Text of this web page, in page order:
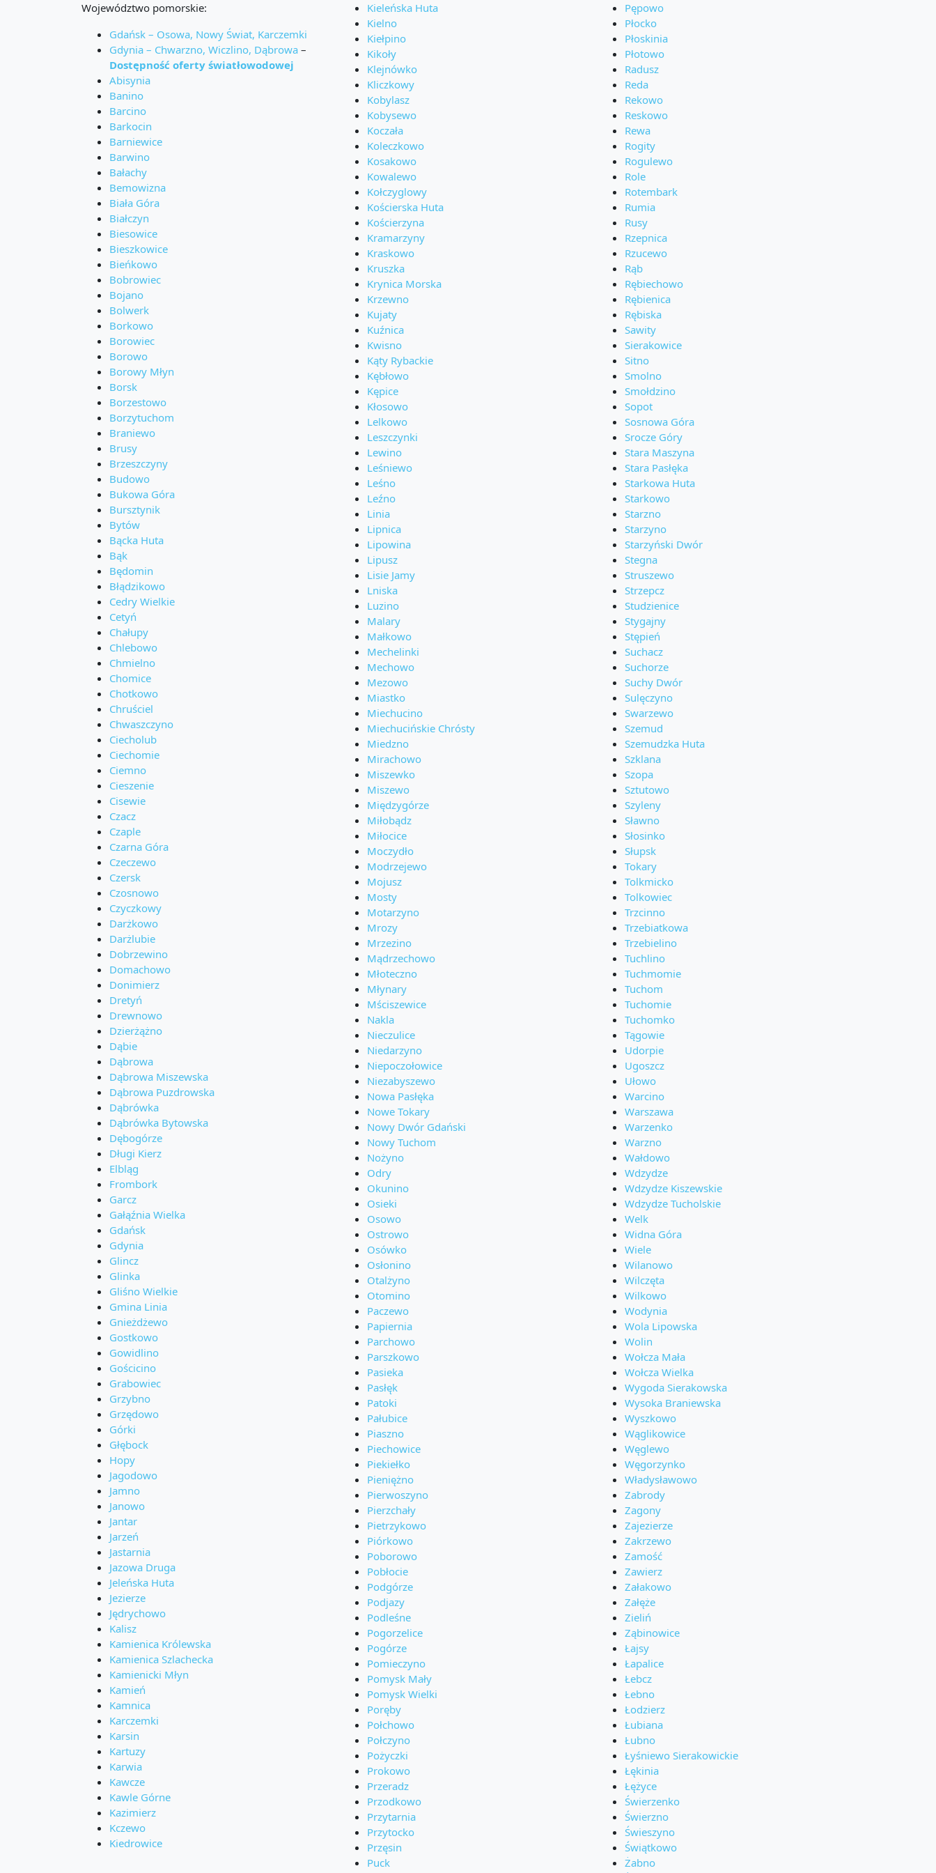
Województwo pomorskie:
Gdańsk – Osowa, Nowy Świat, Karczemki
Gdynia – Chwarzno, Wiczlino, Dąbrowa –
Dostępność oferty światłowodowej
Abisynia
Banino
Barcino
Barkocin
Barniewice
Barwino
Bałachy
Bemowizna
Biała Góra
Białczyn
Biesowice
Bieszkowice
Bieńkowo
Bobrowiec
Bojano
Bolwerk
Borkowo
Borowiec
Borowo
Borowy Młyn
Borsk
Borzestowo
Borzytuchom
Braniewo
Brusy
Brzeszczyny
Budowo
Bukowa Góra
Bursztynik
Bytów
Bącka Huta
Bąk
Będomin
Błądzikowo
Cedry Wielkie
Cetyń
Chałupy
Chlebowo
Chmielno
Chomice
Chotkowo
Chruściel
Chwaszczyno
Ciecholub
Ciechomie
Ciemno
Cieszenie
Cisewie
Czacz
Czaple
Czarna Góra
Czeczewo
Czersk
Czosnowo
Czyczkowy
Darżkowo
Darżlubie
Dobrzewino
Domachowo
Donimierz
Dretyń
Drewnowo
Dzierżążno
Dąbie
Dąbrowa
Dąbrowa Miszewska
Dąbrowa Puzdrowska
Dąbrówka
Dąbrówka Bytowska
Dębogórze
Długi Kierz
Elbląg
Frombork
Garcz
Gałąźnia Wielka
Gdańsk
Gdynia
Glincz
Glinka
Gliśno Wielkie
Gmina Linia
Gnieżdżewo
Gostkowo
Gowidlino
Gościcino
Grabowiec
Grzybno
Grzędowo
Górki
Głębock
Hopy
Jagodowo
Jamno
Janowo
Jantar
Jarzeń
Jastarnia
Jazowa Druga
Jeleńska Huta
Jezierze
Jędrychowo
Kalisz
Kamienica Królewska
Kamienica Szlachecka
Kamienicki Młyn
Kamień
Kamnica
Karczemki
Karsin
Kartuzy
Karwia
Kawcze
Kawle Górne
Kazimierz
Kczewo
Kiedrowice
Kieleńska Huta
Kielno
Kiełpino
Kikoły
Klejnówko
Kliczkowy
Kobylasz
Kobysewo
Koczała
Koleczkowo
Kosakowo
Kowalewo
Kołczyglowy
Kościerska Huta
Kościerzyna
Kramarzyny
Kraskowo
Kruszka
Krynica Morska
Krzewno
Kujaty
Kuźnica
Kwisno
Kąty Rybackie
Kębłowo
Kępice
Kłosowo
Lelkowo
Leszczynki
Lewino
Leśniewo
Leśno
Leźno
Linia
Lipnica
Lipowina
Lipusz
Lisie Jamy
Lniska
Luzino
Malary
Małkowo
Mechelinki
Mechowo
Mezowo
Miastko
Miechucino
Miechucińskie Chrósty
Miedzno
Mirachowo
Miszewko
Miszewo
Międzygórze
Miłobądz
Miłocice
Moczydło
Modrzejewo
Mojusz
Mosty
Motarzyno
Mrozy
Mrzezino
Mądrzechowo
Młoteczno
Młynary
Mściszewice
Nakla
Nieczulice
Niedarzyno
Niepoczołowice
Niezabyszewo
Nowa Pasłęka
Nowe Tokary
Nowy Dwór Gdański
Nowy Tuchom
Nożyno
Odry
Okunino
Osieki
Osowo
Ostrowo
Osówko
Osłonino
Otalżyno
Otomino
Paczewo
Papiernia
Parchowo
Parszkowo
Pasieka
Pasłęk
Patoki
Pałubice
Piaszno
Piechowice
Piekiełko
Pieniężno
Pierwoszyno
Pierzchały
Pietrzykowo
Piórkowo
Poborowo
Pobłocie
Podgórze
Podjazy
Podleśne
Pogorzelice
Pogórze
Pomieczyno
Pomysk Mały
Pomysk Wielki
Poręby
Połchowo
Połczyno
Pożyczki
Prokowo
Przeradz
Przodkowo
Przytarnia
Przytocko
Przęsin
Puck
Pępowo
Płocko
Płoskinia
Płotowo
Radusz
Reda
Rekowo
Reskowo
Rewa
Rogity
Rogulewo
Role
Rotembark
Rumia
Rusy
Rzepnica
Rzucewo
Rąb
Rębiechowo
Rębienica
Rębiska
Sawity
Sierakowice
Sitno
Smolno
Smołdzino
Sopot
Sosnowa Góra
Srocze Góry
Stara Maszyna
Stara Pasłęka
Starkowa Huta
Starkowo
Starzno
Starzyno
Starzyński Dwór
Stegna
Struszewo
Strzepcz
Studzienice
Stygajny
Stępień
Suchacz
Suchorze
Suchy Dwór
Sulęczyno
Swarzewo
Szemud
Szemudzka Huta
Szklana
Szopa
Sztutowo
Szyleny
Sławno
Słosinko
Słupsk
Tokary
Tolkmicko
Tolkowiec
Trzcinno
Trzebiatkowa
Trzebielino
Tuchlino
Tuchmomie
Tuchom
Tuchomie
Tuchomko
Tągowie
Udorpie
Ugoszcz
Ułowo
Warcino
Warszawa
Warzenko
Warzno
Wałdowo
Wdzydze
Wdzydze Kiszewskie
Wdzydze Tucholskie
Welk
Widna Góra
Wiele
Wilanowo
Wilczęta
Wilkowo
Wodynia
Wola Lipowska
Wolin
Wołcza Mała
Wołcza Wielka
Wygoda Sierakowska
Wysoka Braniewska
Wyszkowo
Wąglikowice
Węglewo
Węgorzynko
Władysławowo
Zabrody
Zagony
Zajezierze
Zakrzewo
Zamość
Zawierz
Załakowo
Załęże
Zieliń
Ząbinowice
Łajsy
Łapalice
Łebcz
Łebno
Łodzierz
Łubiana
Łubno
Łyśniewo Sierakowickie
Łękinia
Łężyce
Świerzenko
Świerzno
Świeszyno
Świątkowo
Żabno